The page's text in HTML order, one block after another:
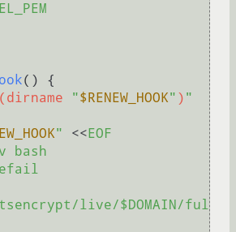
() {
"$RENEW_HOOK" ) "
" <<EOF
bash
live/$DOMAIN/ful